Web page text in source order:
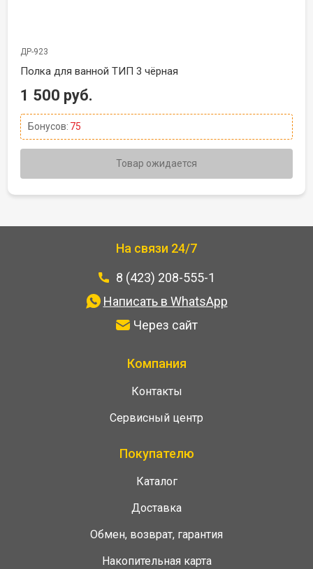
ДР-923
Полка для ванной ТИП 3 чёрная
1 500 руб.
Бонусов: 75
Товар ожидается
Компания
Контакты
Сервисный центр
Покупателю
Каталог
Доставка
Обмен, возврат, гарантия
Накопительная карта
На связи 24/7
8 (423) 208-555-1
Написать в WhatsApp
Через сайт